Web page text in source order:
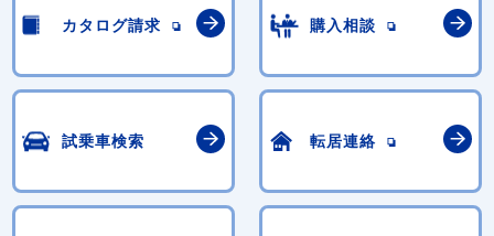
カタログ請求 購入相談
試乗車検索 転居連絡